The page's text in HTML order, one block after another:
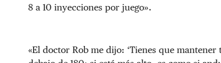
8 a 10 inyecciones por juego».
«El doctor Rob me dijo: ‘Tienes que